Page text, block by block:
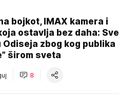
bojkot, IMAX kamera i
ostavlja bez daha: Sve
Odiseja zbog kog publika
širom sveta
8